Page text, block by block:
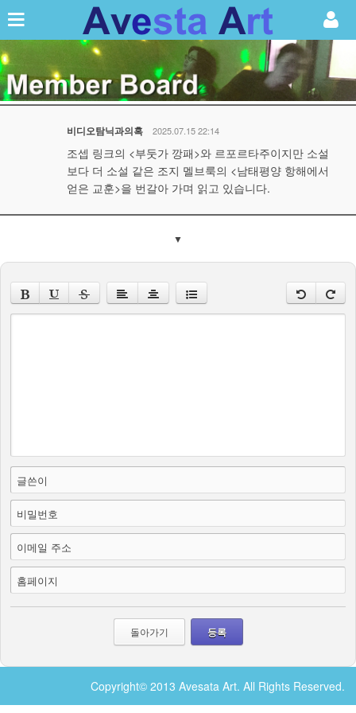
비디오탐닉과의혹 2025.07.15 22:14
조셉 링크의 <부둣가 깡패>와 르포르타주이지만 소설
보다 더 소설 같은 조지 멜브룩의 <남태평양 항해에서
얻은 교훈>을 번갈아 가며 읽고 있습니다.
▼
글쓴이
비밀번호
이메일 주소
홈페이지
돌아가기
Copyright© 2013 Avesata Art. All Rights Reserved.